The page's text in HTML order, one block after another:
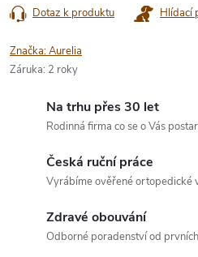
Dotaz k produktu Hlídací
Značka:Aurelia
Záruka: 2 roky
Na trhu přes 30 let
Rodinná firma co se o Vás
Česká ruční práce
Vyrábíme ověřené ortopedické
Zdravé obouvání
Odborné poradenství od